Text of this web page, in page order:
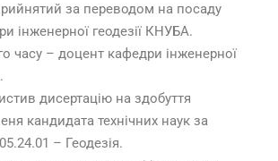
за переводом на посаду
інженерної геодезії КНУБА.
часу – доцент кафедри інженерної
дисертацію на здобуття
кандидата технічних наук за
– Геодезія.